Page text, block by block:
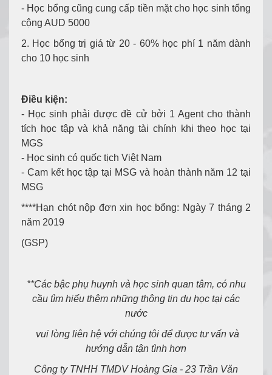
- Học bổng cũng cung cấp tiền mặt cho học sinh tổng
cộng AUD 5000
2. Học bổng trị giá từ 20 - 60% học phí 1 năm dành
cho 10 học sinh
Điều kiện:
- Học sinh phải được đề cử bởi 1 Agent cho thành
tích học tập và khả năng tài chính khi theo học tại
MGS
- Học sinh có quốc tịch Việt Nam
- Cam kết học tập tại MSG và hoàn thành năm 12 tại
MSG
****Hạn chót nộp đơn xin học bổng: Ngày 7 tháng 2
năm 2019
(GSP)
**Các bậc phụ huynh và học sinh quan tâm, có nhu
cầu tìm hiểu thêm những thông tin du học tại các
nước
vui lòng liên hệ với chúng tôi để được tư vấn và
hướng dẫn tận tình hơn
Công ty TNHH TMDV Hoàng Gia - 23 Trần Văn